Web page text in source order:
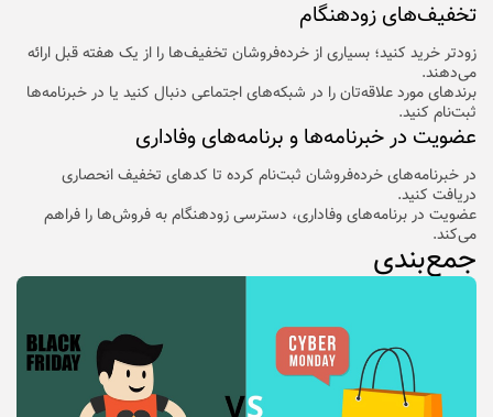
تخفیف‌های زودهنگام
زودتر خرید کنید؛ بسیاری از خرده‌فروشان تخفیف‌ها را از یک هفته قبل ارائه
می‌دهند.
برندهای مورد علاقه‌تان را در شبکه‌های اجتماعی دنبال کنید یا در خبرنامه‌ها
ثبت‌نام کنید.
عضویت در خبرنامه‌ها و برنامه‌های وفاداری
در خبرنامه‌های خرده‌فروشان ثبت‌نام کرده تا کدهای تخفیف انحصاری
دریافت کنید.
عضویت در برنامه‌های وفاداری، دسترسی زودهنگام به فروش‌ها را فراهم
می‌کند.
جمع‌بندی